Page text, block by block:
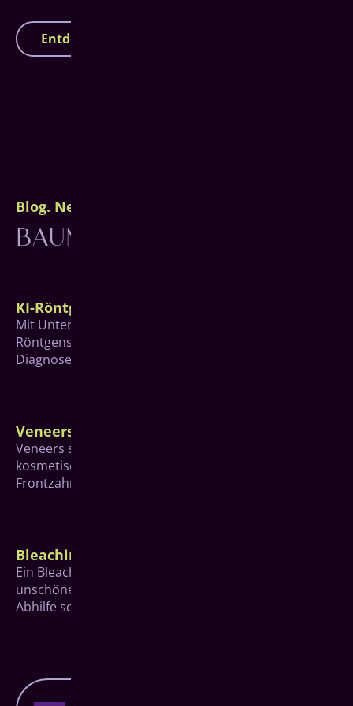
Entdecke unsere Praxis
Blog. News. Wissenswertes.
BAUMGARTEN STORIES
KI-Röntgen
Mit Unterstützung des hochmodernen KI-
Röntgensystems X-Ray Insights von Align werden
Diagnosen noch präziser.
Veneers
Veneers sind keramische Verblendschalen, die für
kosmetische Veränderungen hauptsächlich im
Frontzahnbereich eingesetzt werden.
Bleaching
Ein Bleaching, also das Aufhellen der Zähne, kann bei
unschönen gelblichen oder gräulichen Verfärbungen
Abhilfe schaffen.